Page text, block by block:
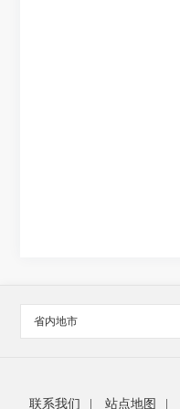
省内地市
联系我们 站点地图